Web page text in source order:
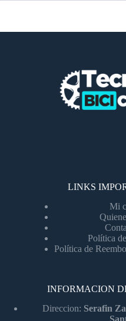
LINKS
Mi
Política
Política de
INFORMACION
Direccion: Serafin